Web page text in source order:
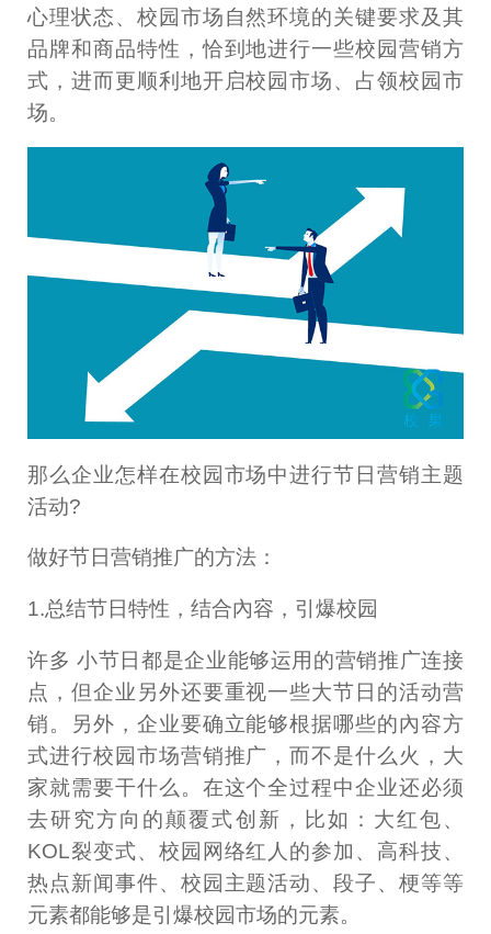
心理状态、校园市场自然环境的关键要求及其
品牌和商品特性，恰到地进行一些校园营销方
式，进而更顺利地开启校园市场、占领校园市
场。
那么企业怎样在校园市场中进行节日营销主题
活动?
做好节日营销推广的方法：
1.总结节日特性，结合內容，引爆校园
许多 小节日都是企业能够运用的营销推广连接
点，但企业另外还要重视一些大节日的活动营
销。另外，企业要确立能够根据哪些的內容方
式进行校园市场营销推广，而不是什么火，大
家就需要干什么。在这个全过程中企业还必须
去研究方向的颠覆式创新，比如：大红包、
KOL裂变式、校园网络红人的参加、高科技、
热点新闻事件、校园主题活动、段子、梗等等
元素都能够是引爆校园市场的元素。